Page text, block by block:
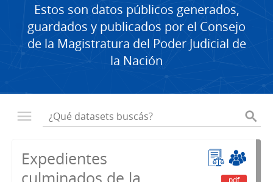
Estos son datos públicos generados,
guardados y publicados por el Consejo
de la Magistratura del Poder Judicial de
la Nación
Expedientes
culminados de la
pdf